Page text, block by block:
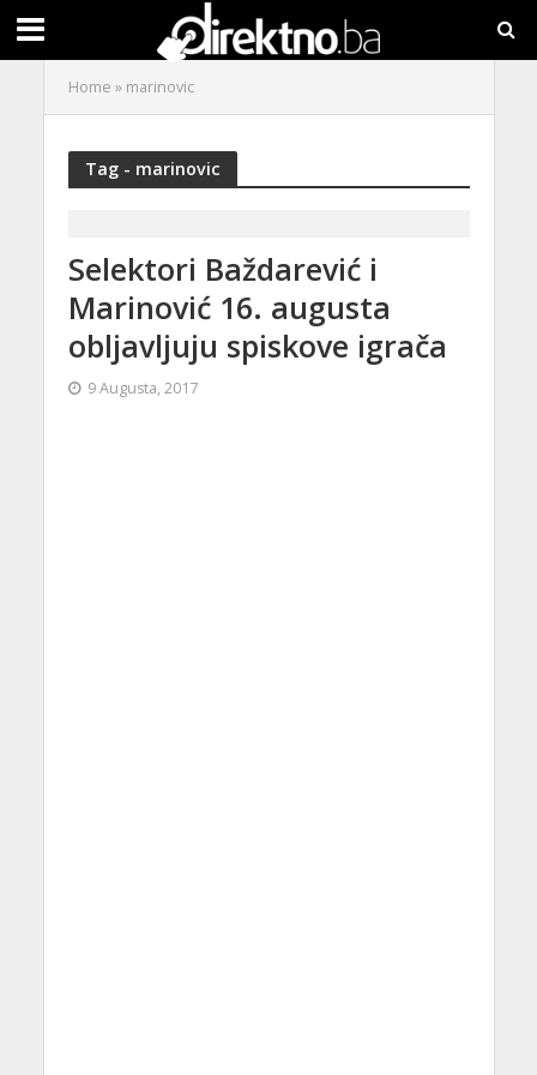
Home » marinovic
Tag - marinovic
Selektori Baždarević i
Marinović 16. augusta
obljavljuju spiskove igrača
9 Augusta, 2017